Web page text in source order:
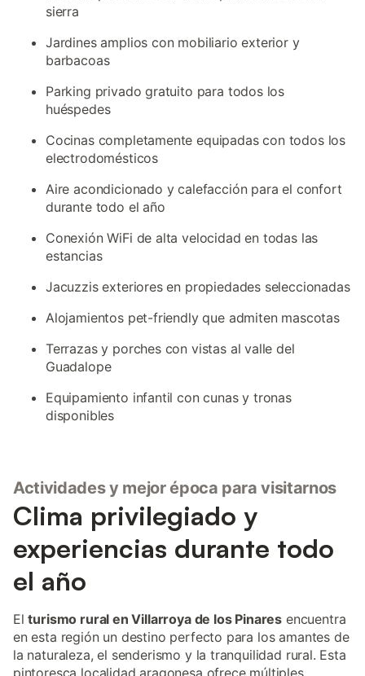
sierra
Jardines amplios con mobiliario exterior y
barbacoas
Parking privado gratuito para todos los
huéspedes
Cocinas completamente equipadas con todos los
electrodomésticos
Aire acondicionado y calefacción para el confort
durante todo el año
Conexión WiFi de alta velocidad en todas las
estancias
Jacuzzis exteriores en propiedades seleccionadas
Alojamientos pet-friendly que admiten mascotas
Terrazas y porches con vistas al valle del
Guadalope
Equipamiento infantil con cunas y tronas
disponibles
Actividades y mejor época para visitarnos
Clima privilegiado y
experiencias durante todo
el año
Elturismo rural en Villarroya de los Pinares encuentra
en esta región un destino perfecto para los amantes de
la naturaleza, el senderismo y la tranquilidad rural. Esta
pintoresca localidad aragonesa ofrece múltiples